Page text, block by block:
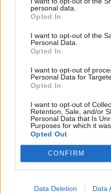
personal data.
Opted In
I want to opt-out of the
Personal Data.
Opted In
I want to opt-out of
Personal Data for
Opted In
I want to opt-out of
Retention, Sale, and/or
Personal Data that Is
Purposes for which it
Opted Out
CONFIRM
Data Deletion Data
audisline84